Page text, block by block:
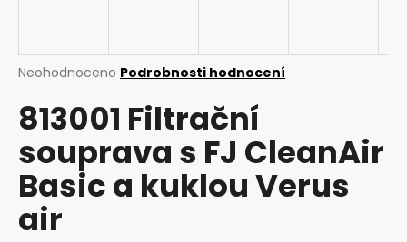
Průměrné
produktu
je
z
5
hvězdiček.
Neohodnoceno Podrobnosti hodnocení
813001 Filtrační
souprava s FJ CleanAir
Basic a kuklou Verus
air
j
í
?